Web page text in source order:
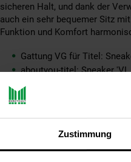
Zustimmung
sicheren Halt, und dank der
auch ein sehr bequemer Sitz
Funktion und Komfort
Gattung VG für Titel:
aboutyou-titel: Sneaker
ay-PFAS: PFAS Frei
ay-material: Obermaterial:
ay-schuh-acc material:
ay-schuhdetails: